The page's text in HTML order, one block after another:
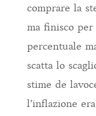
comprare la
ma finisco per
percentuale
scatta lo
stime de
l’inflazione